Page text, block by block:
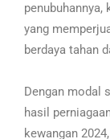
yang
berdaya tahan
Dengan modal
hasil
kewangan 2024,